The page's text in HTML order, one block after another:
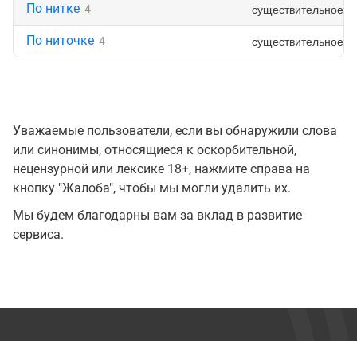
По нитке 4 существительное
По ниточке 4 существительное
Уважаемые пользователи, если вы обнаружили слова
или синонимы, относящиеся к оскорбительной,
нецензурной или лексике 18+, нажмите справа на
кнопку "Жалоба", чтобы мы могли удалить их.
Мы будем благодарны вам за вклад в развитие
сервиса.